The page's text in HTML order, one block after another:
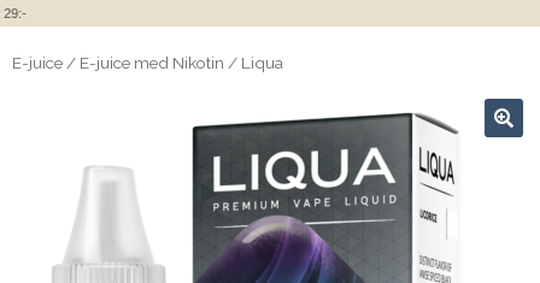
E-juice / E-juice med Nikotin / Liqua